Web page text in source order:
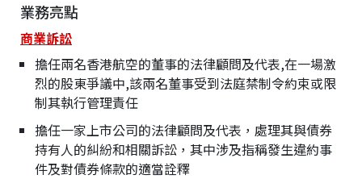
業務亮點
商業訴訟
擔任兩名香港航空的董事的法律顧問及代表,在一場激
烈的股東爭議中,該兩名董事受到法庭禁制令約束或限
制其執行管理責任
擔任一家上市公司的法律顧問及代表，處理其與債券
持有人的糾紛和相關訴訟，其中涉及指稱發生違約事
件及對債券條款的適當詮釋